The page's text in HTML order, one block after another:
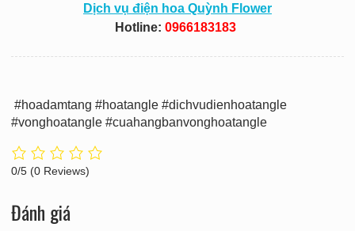
Dịch vụ điện hoa Quỳnh Flower
Hotline:0966183183
#hoadamtang #hoatangle #dichvudienhoatangle
#vonghoatangle #cuahangbanvonghoatangle
0/5 (0 Reviews)
Đánh giá